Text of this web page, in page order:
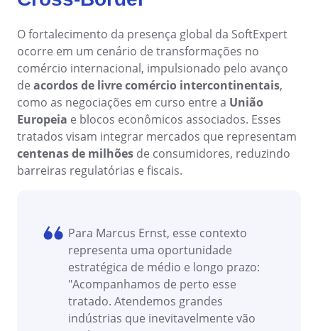
SPC
Supplier
Supply
Time Control
Agronegócio
Alimentos e Bebidas
Automotivo
Energia e Utilidade Pública
Engenharia e Construção
Farmacêutica e Ciências da Vida
Serviços Financeiros
Setor Público
Transporte e Logística
Aeroespacial e Defesa
Meeting
MSA
OKR
PDM
Protocol
Requirement
ISO 55000
ISO 13485
ITIL
O fortalecimento da presença global da SoftExpert
ocorre em um cenário de transformações no
comércio internacional, impulsionado pelo avanço
de acordos de livre comércio intercontinentais,
como as negociações em curso entre a União
Europeia e blocos econômicos associados. Esses
tratados visam integrar mercados que representam
centenas de milhões de consumidores, reduzindo
barreiras regulatórias e fiscais.
Para Marcus Ernst, esse contexto
representa uma oportunidade
estratégica de médio e longo prazo:
"Acompanhamos de perto esse
tratado. Atendemos grandes
indústrias que inevitavelmente vão